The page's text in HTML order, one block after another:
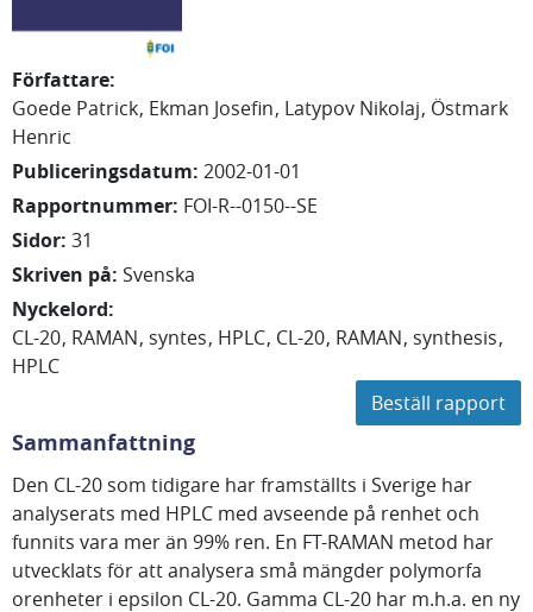
Författare:
Goede Patrick Ekman Josefin Latypov Nikolaj Östmark
Henric
Publiceringsdatum: 2002-01-01
Rapportnummer: FOI-R--0150--SE
Sidor: 31
Skriven på: Svenska
Nyckelord:
CL-20 RAMAN syntes HPLC CL-20 RAMAN synthesis
HPLC
Beställ rapport
Sammanfattning
Den CL-20 som tidigare har framställts i Sverige har
analyserats med HPLC med avseende på renhet och
funnits vara mer än 99% ren. En FT-RAMAN metod har
utvecklats för att analysera små mängder polymorfa
orenheter i epsilon CL-20. Gamma CL-20 har m.h.a. en ny